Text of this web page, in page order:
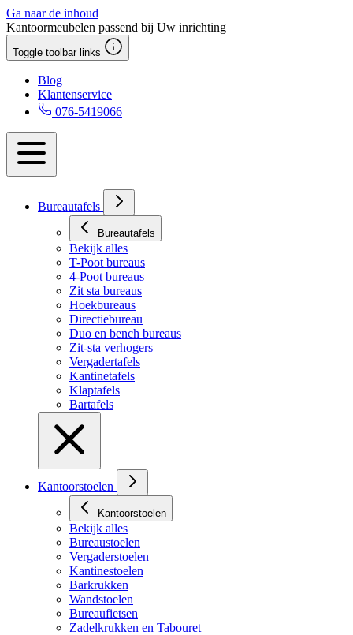
Ga naar de inhoud
Kantoormeubelen passend bij Uw inrichting
Toggle toolbar links
Blog
Klantenservice
076-5419066
Bureautafels
Bureautafels
Bekijk alles
T-Poot bureaus
4-Poot bureaus
Zit sta bureaus
Hoekbureaus
Directiebureau
Duo en bench bureaus
Zit-sta verhogers
Vergadertafels
Kantinetafels
Klaptafels
Bartafels
Kantoorstoelen
Kantoorstoelen
Bekijk alles
Bureaustoelen
Vergaderstoelen
Kantinestoelen
Barkrukken
Wandstoelen
Bureaufietsen
Zadelkrukken en Tabouret